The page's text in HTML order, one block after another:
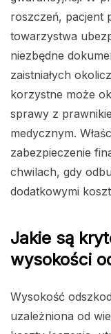
roszczeń, pacjent
towarzystwa
niezbędne
zaistniałych
korzystne może
sprawy z
medycznym.
zabezpieczenie
chwilach, gdy
dodatkowymi
Jakie są
wysokości
Wysokość
uzależniona od